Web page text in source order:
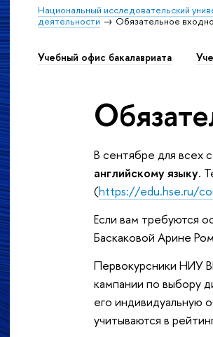
Национальный исследовательский
деятельности
Обязательное
Учебный офис бакалавриата
В сентябре для всех
английскому языку.
(https://edu.hse.ru/
Если вам требуются
Баскаковой Арине
Первокурсники НИУ
кампании по выбору
его индивидуальную
учитываются в